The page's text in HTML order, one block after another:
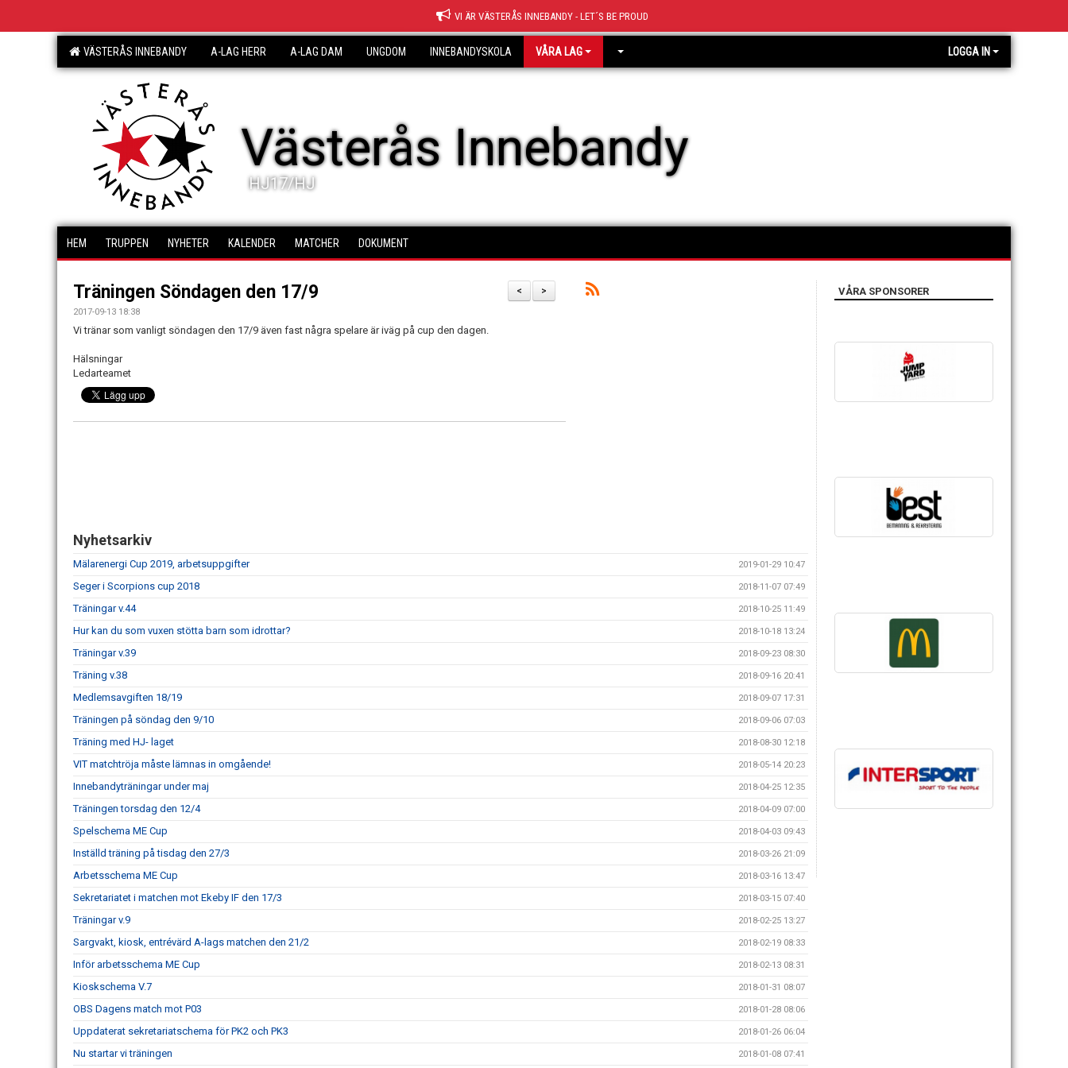
VI ÄR VÄSTERÅS INNEBANDY - LET´S BE PROUD
VÄSTERÅS INNEBANDY A-LAG HERR A-LAG DAM UNGDOM INNEBANDYSKOLA VÅRA LAG LOGGA IN
Västerås Innebandy
HJ17/HJ
HEM TRUPPEN NYHETER KALENDER MATCHER DOKUMENT
>
<
Träningen Söndagen den 17/9
2017-09-13 18:38
Vi tränar som vanligt söndagen den 17/9 även fast några spelare är iväg på cup den dagen.
Hälsningar
Ledarteamet
Nyhetsarkiv
Mälarenergi Cup 2019, arbetsuppgifter 2019-01-29 10:47
Seger i Scorpions cup 2018 2018-11-07 07:49
Träningar v.44 2018-10-25 11:49
Hur kan du som vuxen stötta barn som idrottar? 2018-10-18 13:24
Träningar v.39 2018-09-23 08:30
Träning v.38 2018-09-16 20:41
Medlemsavgiften 18/19 2018-09-07 17:31
Träningen på söndag den 9/10 2018-09-06 07:03
Träning med HJ- laget 2018-08-30 12:18
VIT matchtröja måste lämnas in omgående! 2018-05-14 20:23
Innebandyträningar under maj 2018-04-25 12:35
Träningen torsdag den 12/4 2018-04-09 07:00
Spelschema ME Cup 2018-04-03 09:43
Inställd träning på tisdag den 27/3 2018-03-26 21:09
Arbetsschema ME Cup 2018-03-16 13:47
Sekretariatet i matchen mot Ekeby IF den 17/3 2018-03-15 07:40
Träningar v.9 2018-02-25 13:27
Sargvakt, kiosk, entrévärd A-lags matchen den 21/2 2018-02-19 08:33
Inför arbetsschema ME Cup 2018-02-13 08:31
Kioskschema V.7 2018-01-31 08:07
OBS Dagens match mot P03 2018-01-28 08:06
Uppdaterat sekretariatschema för PK2 och PK3 2018-01-26 06:04
Nu startar vi träningen 2018-01-08 07:41
VÅRA SPONSORER